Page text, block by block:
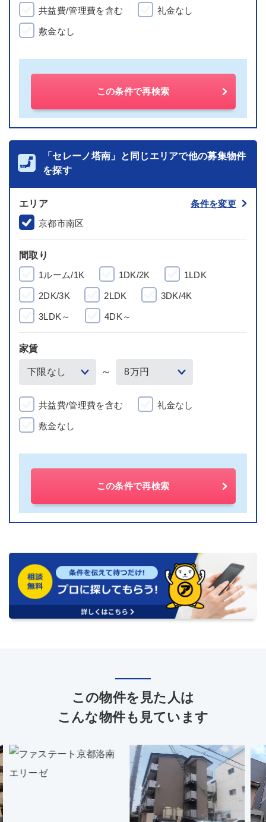
共益費/管理費を含む 礼金なし
敷金なし
この条件で再検索
「セレーノ塔南」と同じエリアで他の募集物件
を探す
エリア
条件を変更
京都市南区
間取り
1ルーム/1K
1DK/2K 1LDK
2DK/3K 2LDK 3DK/4K
3LDK～ 4DK～
家賃
～
共益費/管理費を含む 礼金なし
敷金なし
この条件で再検索
この物件を見た人は
こんな物件も見ています